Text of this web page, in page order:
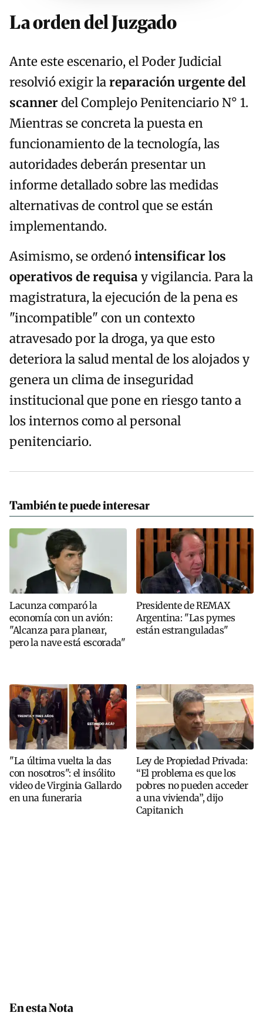
La orden del Juzgado
Ante este escenario, el Poder Judicial
resolvió exigir lareparación urgente del
scannerdel Complejo Penitenciario N° 1.
Mientras se concreta la puesta en
funcionamiento de la tecnología, las
autoridades deberán presentar un
informe detallado sobre las medidas
alternativas de control que se están
implementando.
Asimismo, se ordenóintensificar los
operativos de requisay vigilancia. Para la
magistratura, la ejecución de la pena es
"incompatible" con un contexto
atravesado por la droga, ya que esto
deteriora la salud mental de los alojados y
genera un clima de inseguridad
institucional que pone en riesgo tanto a
los internos como al personal
penitenciario.
También te puede interesar
Lacunza comparó la
economía con un avión:
"Alcanza para planear,
pero la nave está escorada"
Presidente de REMAX
Argentina: "Las pymes
están estranguladas"
"La última vuelta la das
con nosotros": el insólito
video de Virginia Gallardo
en una funeraria
Ley de Propiedad Privada:
“El problema es que los
pobres no pueden acceder
a una vivienda”, dijo
Capitanich
En esta Nota